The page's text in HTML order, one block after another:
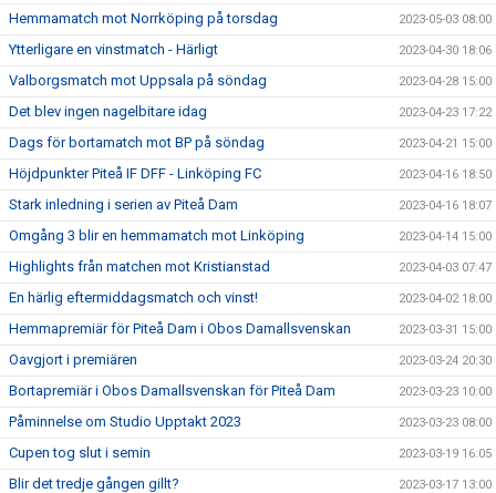
Hemmamatch mot Norrköping på torsdag 2023-05-03 08:00
Ytterligare en vinstmatch - Härligt 2023-04-30 18:06
Valborgsmatch mot Uppsala på söndag 2023-04-28 15:00
Det blev ingen nagelbitare idag 2023-04-23 17:22
Dags för bortamatch mot BP på söndag 2023-04-21 15:00
Höjdpunkter Piteå IF DFF - Linköping FC 2023-04-16 18:50
Stark inledning i serien av Piteå Dam 2023-04-16 18:07
Omgång 3 blir en hemmamatch mot Linköping 2023-04-14 15:00
Highlights från matchen mot Kristianstad 2023-04-03 07:47
En härlig eftermiddagsmatch och vinst! 2023-04-02 18:00
Hemmapremiär för Piteå Dam i Obos Damallsvenskan 2023-03-31 15:00
Oavgjort i premiären 2023-03-24 20:30
Bortapremiär i Obos Damallsvenskan för Piteå Dam 2023-03-23 10:00
Påminnelse om Studio Upptakt 2023 2023-03-23 08:00
Cupen tog slut i semin 2023-03-19 16:05
Blir det tredje gången gillt? 2023-03-17 13:00